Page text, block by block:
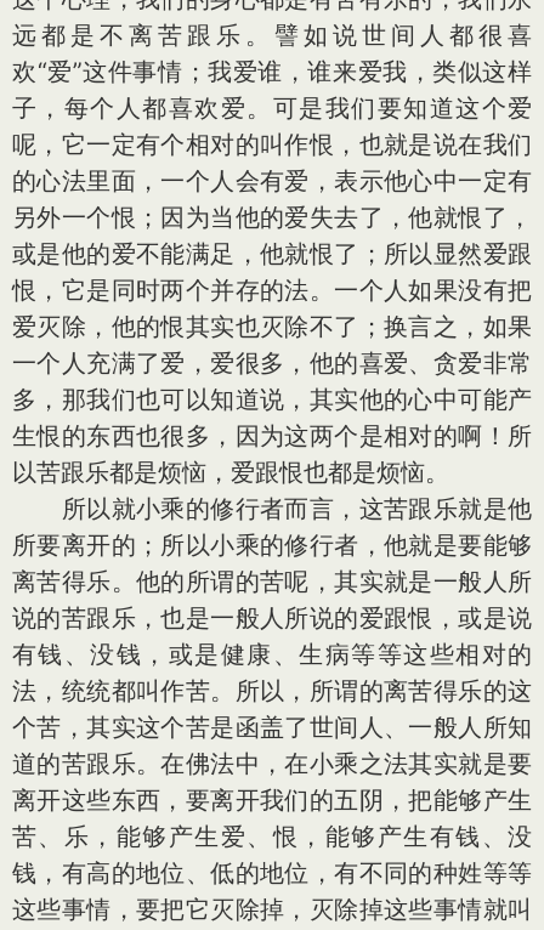
远都是不离苦跟乐。譬如说世间人都很喜
欢“爱”这件事情；我爱谁，谁来爱我，类似这样
子，每个人都喜欢爱。可是我们要知道这个爱
呢，它一定有个相对的叫作恨，也就是说在我们
的心法里面，一个人会有爱，表示他心中一定有
另外一个恨；因为当他的爱失去了，他就恨了，
或是他的爱不能满足，他就恨了；所以显然爱跟
恨，它是同时两个并存的法。一个人如果没有把
爱灭除，他的恨其实也灭除不了；换言之，如果
一个人充满了爱，爱很多，他的喜爱、贪爱非常
多，那我们也可以知道说，其实他的心中可能产
生恨的东西也很多，因为这两个是相对的啊！所
以苦跟乐都是烦恼，爱跟恨也都是烦恼。
所以就小乘的修行者而言，这苦跟乐就是他
所要离开的；所以小乘的修行者，他就是要能够
离苦得乐。他的所谓的苦呢，其实就是一般人所
说的苦跟乐，也是一般人所说的爱跟恨，或是说
有钱、没钱，或是健康、生病等等这些相对的
法，统统都叫作苦。所以，所谓的离苦得乐的这
个苦，其实这个苦是函盖了世间人、一般人所知
道的苦跟乐。在佛法中，在小乘之法其实就是要
离开这些东西，要离开我们的五阴，把能够产生
苦、乐，能够产生爱、恨，能够产生有钱、没
钱，有高的地位、低的地位，有不同的种姓等等
这些事情，要把它灭除掉，灭除掉这些事情就叫